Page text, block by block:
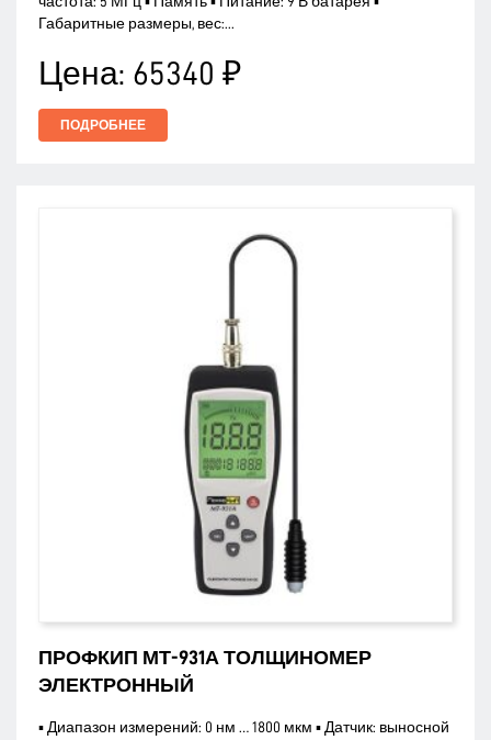
Габаритные размеры, вес:...
Цена: 65340 ₽
ПОДРОБНЕЕ
ПРОФКИП МТ-931А ТОЛЩИНОМЕР
ЭЛЕКТРОННЫЙ
▪ Диапазон измерений: 0 нм … 1800 мкм ▪ Датчик: выносной